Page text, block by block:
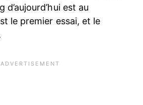
d’aujourd’hui est au
le premier essai, et le